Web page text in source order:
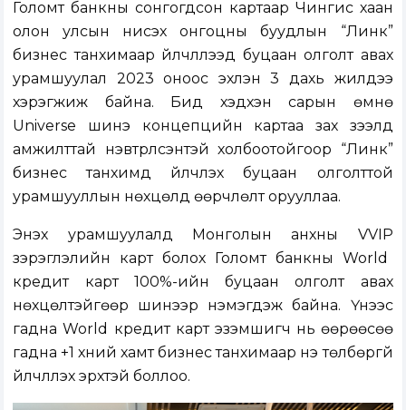
Голомт банкны сонгогдсон картаар Чингис хаан
олон улсын нисэх онгоцны буудлын “Линк”
бизнес танхимаар үйлчлүүлээд буцаан олголт авах
урамшуулал 2023 оноос эхлэн 3 дахь жилдээ
хэрэгжиж байна. Бид хэдхэн сарын өмнө
Universe шинэ концепцийн картаа зах зээлд
амжилттай нэвтрүүлсэнтэй холбоотойгоор “Линк”
бизнес танхимд үйлчлэх буцаан олголттой
урамшууллын нөхцөлд өөрчлөлт орууллаа.
Энэхүү урамшуулалд Монголын анхны VVIP
зэрэглэлийн карт болох
Голомт банкны World
кредит карт 100%-ийн
буцаан олголт авах
нөхцөлтэйгөөр шинээр нэмэгдэж байна.
Үүнээс
гаднаWorld кредит карт эзэмшигч нь өөрөөсөө
гадна +1 хүний хамт бизнес танхимаар үнэ төлбөргүй
үйлчлүүлэх эрхтэй боллоо.